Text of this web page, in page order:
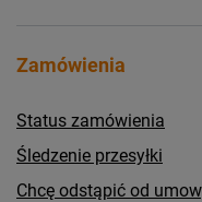
Zamówienia
Status zamówienia
Śledzenie przesyłki
Chcę odstąpić od